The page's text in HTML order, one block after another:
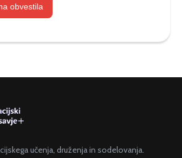
obvestila
učenja, druženja in sodelovanja.